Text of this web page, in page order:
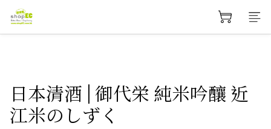
日本清酒 | 御代栄 純米吟釀 近
江米のしずく